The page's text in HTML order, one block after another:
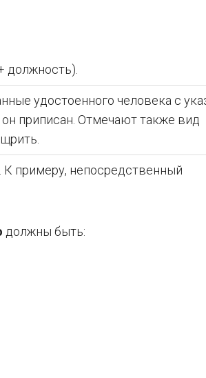
должность).
удостоенного человека с
приписан. Отмечают также вид
примеру, непосредственный
должны быть: